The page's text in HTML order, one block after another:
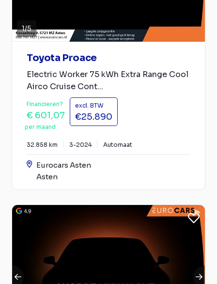
1/5
Toyota Proace
Electric Worker 75 kWh Extra Range Cool
Airco Cruise Cont...
Financieren?
€ 601,07
per maand
excl. BTW
€25.890
32.858 km 3-2024 Automaat
Eurocars Asten
Asten